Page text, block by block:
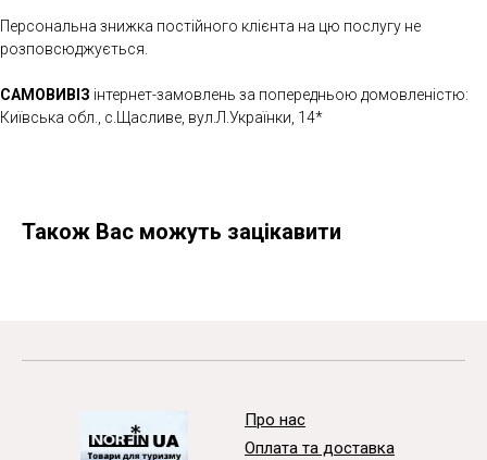
Персональна знижка постійного клієнта на цю послугу не
розповсюджується.
САМОВИВІЗ інтернет-замовлень за попередньою домовленістю:
Київська обл., с.Щасливе, вул.Л.Українки, 14*
Також Вас можуть зацікавити
Про нас
Оплата та доставка